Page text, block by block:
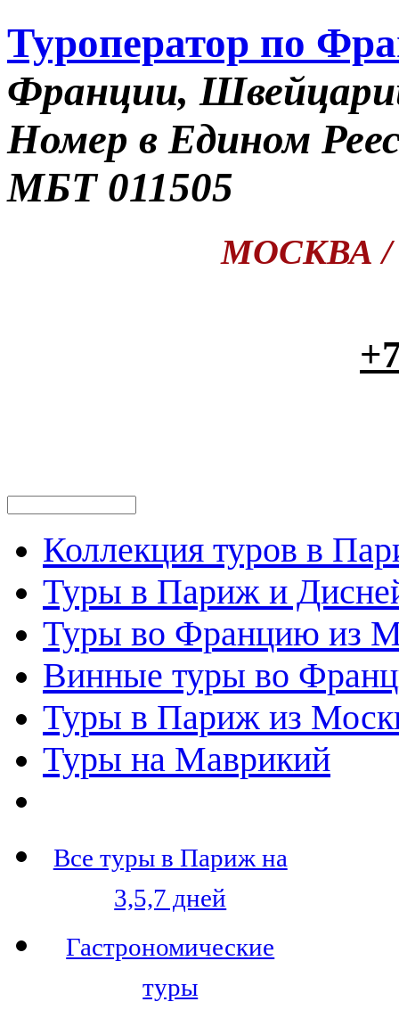
Туроператор по
Франции,
Номер в Едином
МБТ 011505
МОСКВА /
Коллекция туров в
Туры в Париж и
Туры во Францию из
Винные туры во
Туры в Париж из
Туры на Маврикий
Все туры в Париж на
3,5,7 дней
Гастрономические
туры